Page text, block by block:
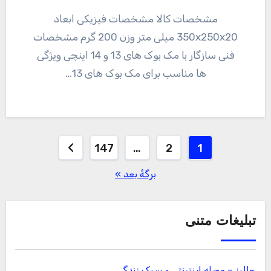
مشخصات کالا مشخصات فیزیکی ابعاد
350x250x20 میلی متر وزن 200 گرم مشخصات
فنی سازگار با مک بوک های 13 و 14 اینچی ویژگی
ها مناسب برای مک بوک های 13…
صفحه‌بندی
1
2
…
147
برگهٔ بعد »
تبلیغات متنی